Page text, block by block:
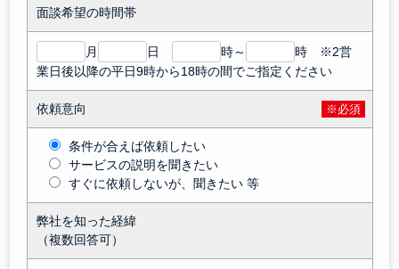
面談希望の時間帯
月 日 時～
時 ※2営
業日後以降の平日9時から18時の間でご指定ください
依頼意向 ※必須
条件が合えば依頼したい
サービスの説明を聞きたい
すぐに依頼しないが、聞きたい 等
弊社を知った経緯
（複数回答可）